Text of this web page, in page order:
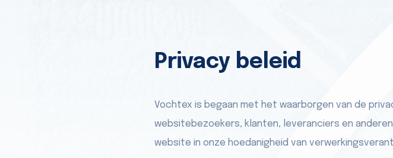
Privacy beleid
Vochtex is begaan met het waarborgen van de
websitebezoekers, klanten, leveranciers en
website in onze hoedanigheid van